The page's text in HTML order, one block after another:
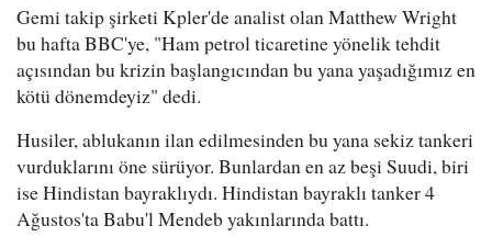
Gemi takip şirketi Kpler'de analist olan Matthew Wright
bu hafta BBC'ye, "Ham petrol ticaretine yönelik tehdit
açısından bu krizin başlangıcından bu yana yaşadığımız en
kötü dönemdeyiz" dedi.
Husiler, ablukanın ilan edilmesinden bu yana sekiz tankeri
vurduklarını öne sürüyor. Bunlardan en az beşi Suudi, biri
ise Hindistan bayraklıydı. Hindistan bayraklı tanker 4
Ağustos'ta Babu'l Mendeb yakınlarında battı.